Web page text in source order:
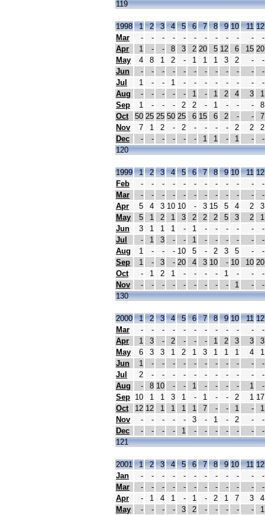
119
1998 1 2 3 4 5 6 7 8 9 10 11 12
Mar
- - - - - - - - - - -
-
Apr
1 - - 8 3 2 20 5 12 6 15 20
May
4 8 1 2 - 1 1 1 3 2 -
-
Jun
- - - - - - - - - - -
-
Jul
1 - - 1 - - - - - - -
-
Aug
- - - - - 1 - 1 2 4 3
1
Sep
1 - - - 2 2 - 1 - - -
8
Oct
50 25 25 50 25 6 15 6 2 - -
7
Nov
7 1 2 - 2 - - - - 2 2
2
Dec
- - - - - - 1 1 - 1 -
-
120
1999 1 2 3 4 5 6 7 8 9 10 11 12
Feb
- - - - - - - - - - -
-
Mar
- - - - - - - - - - -
-
Apr
5 4 3 10 10 - 3 15 5 4 2
3
May
5 1 2 1 3 2 2 2 5 3 2
1
Jun
3 1 1 1 - 1 - - - - -
-
Jul
- 1 3 - - 1 - - - - -
-
Aug
1 - - - 10 5 - 2 3 5 -
-
Sep
1 - 3 - 20 4 3 10 - 10 10 20
Oct
- 1 2 1 - - - - 1 - -
-
Nov
- - - - - - - - - 1 -
-
130
2000 1 2 3 4 5 6 7 8 9 10 11 12
Mar
- - - - - - - - - - -
-
Apr
1 3 - 2 - - - 1 2 3 3
3
May
6 3 3 1 2 1 3 1 1 1 4
1
Jun
1 - - - - - - - - - -
-
Jul
2 - - - - - - - - - -
-
Aug
- 8 10 - - 1 - - - - 1
-
Sep 10 1 1 3 1 - 1 - - 2 1 17
Oct
12 12 1 1 1 1 7 - - 1 -
1
Nov
- - - - - 3 - 1 - 2 -
-
Dec
- - - - 1 - - - - - -
-
121
2001 1 2 3 4 5 6 7 8 9 10 11 12
Jan
- - - - - - - - - - -
-
Mar
- - - - - - - - - - -
-
Apr
- 1 4 1 - 1 - 2 1 7 3
4
May
- - - - 3 2 - - - - - 1